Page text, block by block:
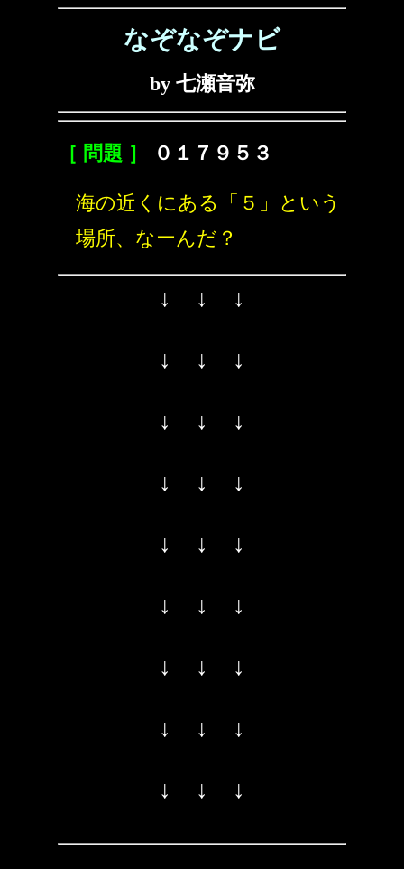
なぞなぞナビ
by 七瀬音弥
［ 問題 ］ ０１７９５３
海の近くにある「５」という
場所、なーんだ？
↓ ↓ ↓
↓ ↓ ↓
↓ ↓ ↓
↓ ↓ ↓
↓ ↓ ↓
↓ ↓ ↓
↓ ↓ ↓
↓ ↓ ↓
↓ ↓ ↓